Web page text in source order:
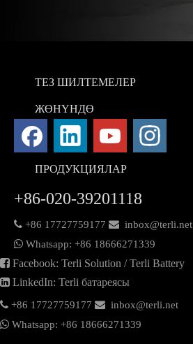
ТЕЗ ШИЛТЕМЕЛЕР
ЖӨНҮНДӨ
ПРОДУКЦИЯЛАР
+86-020-39201118
 +86 17727759177  inbox@terli.net
 Whatsapp: +86 18666271339
 Facebook: Terli Solution / Terli Battery
 LinkedIn: Terli батареясы
 +86 17727759177  inbox@terli.net
 Whatsapp: +86 18666271339